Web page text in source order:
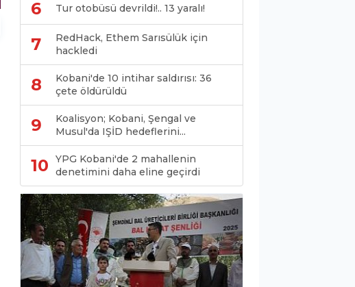
6 Tur otobüsü devrildi!.. 13 yaralı!
7
RedHack, Ethem Sarısülük için
hackledi
8
Kobani'de 10 intihar saldırısı: 36
çete öldürüldü
9
Koalisyon; Kobani, Şengal ve
Musul'da IŞİD hedeflerini...
10
YPG Kobani'de 2 mahallenin
denetimini daha eline geçirdi